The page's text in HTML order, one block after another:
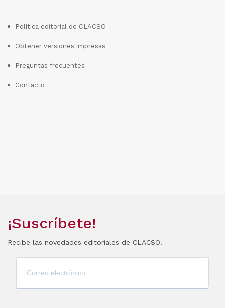
Política editorial de CLACSO
Obtener versiones impresas
Preguntas frecuentes
Contacto
¡Suscríbete!
Recibe las novedades editoriales de CLACSO.